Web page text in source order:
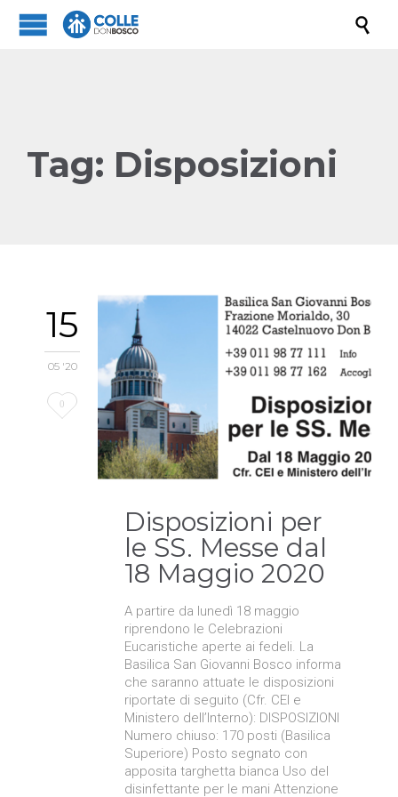

Tag: Disposizioni
15
05 '20
Love
0
Disposizioni per
le SS. Messe dal
18 Maggio 2020
A partire da lunedì 18 maggio
riprendono le Celebrazioni
Eucaristiche aperte ai fedeli. La
Basilica San Giovanni Bosco informa
che saranno attuate le disposizioni
riportate di seguito (Cfr. CEI e
Ministero dell’Interno): DISPOSIZIONI
Numero chiuso: 170 posti (Basilica
Superiore) Posto segnato con
apposita targhetta bianca Uso del
disinfettante per le mani Attenzione